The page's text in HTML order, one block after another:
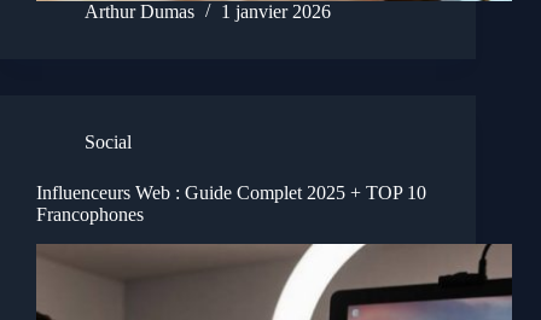
Arthur Dumas 1 janvier 2026
Social
Influenceurs Web : Guide Complet 2025 + TOP 10
Francophones